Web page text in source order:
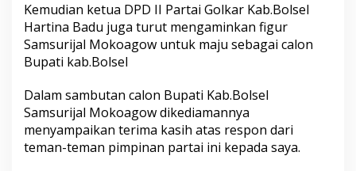
Kemudian ketua DPD II Partai Golkar Kab.Bolsel
Hartina Badu juga turut mengaminkan figur
Samsurijal Mokoagow untuk maju sebagai calon
Bupati kab.Bolsel
Dalam sambutan calon Bupati Kab.Bolsel
Samsurijal Mokoagow dikediamannya
menyampaikan terima kasih atas respon dari
teman-teman pimpinan partai ini kepada saya.